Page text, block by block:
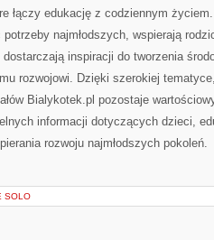
łączy edukację z codziennym
najmłodszych, wspierają
inspiracji do tworzenia
rozwojowi. Dzięki szerokiej
Bialykotek.pl pozostaje
informacji dotyczących dzieci,
rozwoju najmłodszych pokoleń.
SOLO